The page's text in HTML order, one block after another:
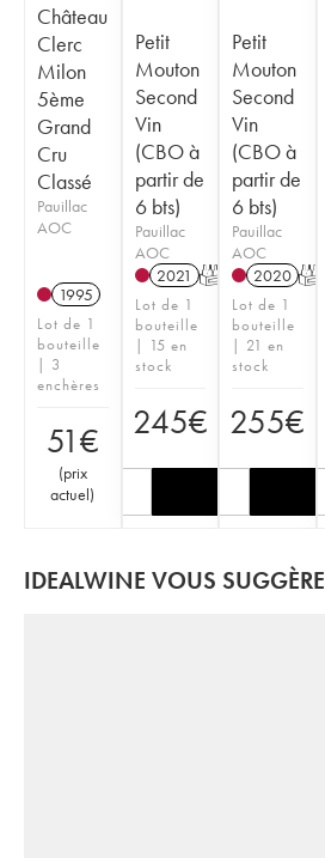
Château
Clerc
Milon
5ème
Grand
Cru
Classé
Pauillac
AOC
1995
Lot de 1
bouteille
| 3
enchères
51€
(prix
actuel)
Petit
Mouton
Second
Vin
(CBO à
partir de
6 bts)
Pauillac
AOC
2021 T
Lot de 1
bouteille
| 15 en
stock
245€
Petit
Mouton
Second
Vin
(CBO à
partir de
6 bts)
Pauillac
AOC
2020 T
Lot de 1
bouteille
| 21 en
stock
255€
IDEALWINE VOUS SUGGÈRE